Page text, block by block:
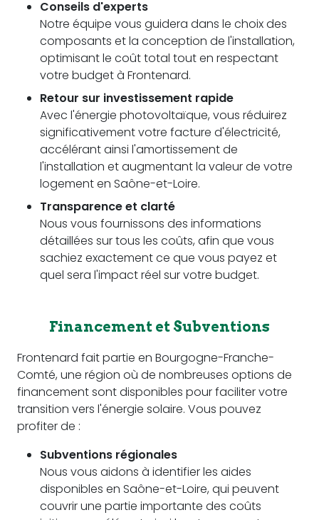
Conseils d'experts
Notre équipe vous guidera dans le choix des
composants et la conception de l'installation,
optimisant le coût total tout en respectant
votre budget à Frontenard.
Retour sur investissement rapide
Avec l'énergie photovoltaïque, vous réduirez
significativement votre facture d'électricité,
accélérant ainsi l'amortissement de
l'installation et augmentant la valeur de votre
logement en Saône-et-Loire.
Transparence et clarté
Nous vous fournissons des informations
détaillées sur tous les coûts, afin que vous
sachiez exactement ce que vous payez et
quel sera l'impact réel sur votre budget.
Financement et Subventions
Frontenard fait partie en Bourgogne-Franche-
Comté, une région où de nombreuses options de
financement sont disponibles pour faciliter votre
transition vers l'énergie solaire. Vous pouvez
profiter de :
Subventions régionales
Nous vous aidons à identifier les aides
disponibles en Saône-et-Loire, qui peuvent
couvrir une partie importante des coûts